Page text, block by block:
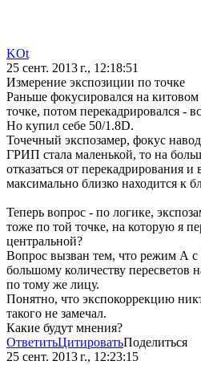
KOt
25 сент. 2013 г., 12:18:51
Измерение экспозиции по точке
Раньше фокусировался на
точке, потом перекадрировался -
Но купил себе 50/1.8D.
Точечный экспозамер, фокус
ГРИП стала маленькой, то на
отказаться от перекадрирования
максимально близко находится к
Теперь вопрос - по логике,
тоже по той точке, на которую я
центральной?
Вопрос вызван тем, что режим А с
большому количеству пересветов
по тому же лицу.
Понятно, что экспокоррекцию
такого не замечал.
Какие будут мнения?
ОтветитьЦитироватьПоделиться
25 сент. 2013 г., 12:23:15